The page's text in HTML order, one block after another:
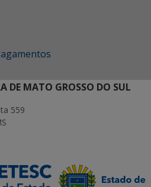
DE MATO GROSSO DO SUL
559